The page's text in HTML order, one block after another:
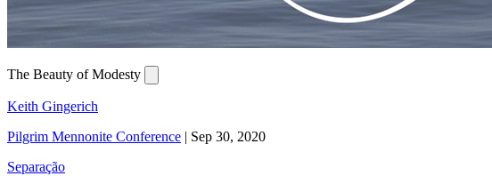
The Beauty of Modesty
Keith Gingerich
Pilgrim Mennonite Conference | Sep 30, 2020
Separação